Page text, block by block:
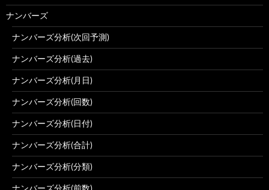
ナンバーズ
ナンバーズ分析(次回予測)
ナンバーズ分析(過去)
ナンバーズ分析(月日)
ナンバーズ分析(回数)
ナンバーズ分析(日付)
ナンバーズ分析(合計)
ナンバーズ分析(分類)